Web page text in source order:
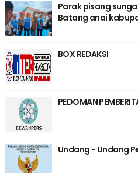
Parak pisang
Batang anai
BOX REDAKSI
PEDOMAN
Undang - Undang